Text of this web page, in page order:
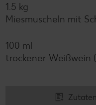
1.5 kg
Miesmuscheln mit
100 ml
trockener Weißwein